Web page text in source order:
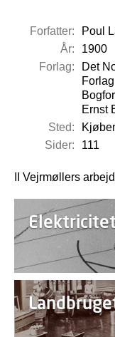
Forfatter:
Poul
År:
1900
Forlag:
Det
Forlag
Ernst
Sted:
Sider:
111
II Vejrmøllers